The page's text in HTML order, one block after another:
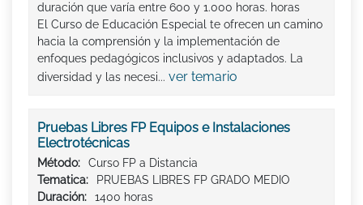
duración que varía entre 600 y 1.000 horas. horas
El Curso de Educación Especial te ofrecen un camino
hacia la comprensión y la implementación de
enfoques pedagógicos inclusivos y adaptados. La
diversidad y las necesi... ver temario
Pruebas Libres FP Equipos e Instalaciones
Electrotécnicas
Método:
Curso FP a Distancia
Tematica:
PRUEBAS LIBRES FP GRADO MEDIO
Duración:
1400 horas